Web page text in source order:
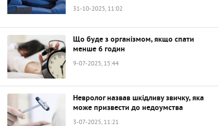
31-10-2025, 11:02
Що буде з організмом, якщо спати
менше 6 годин
9-07-2025, 15:44
Невролог назвав шкідливу звичку, яка
може призвести до недоумства
3-07-2025, 11:21